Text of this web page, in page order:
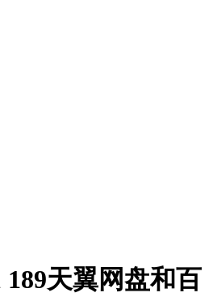
189天翼网盘和百